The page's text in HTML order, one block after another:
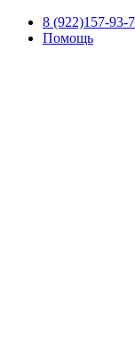
8 (922)157-93-
Помощь